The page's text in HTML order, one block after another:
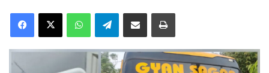
FacebookX WhatsAppTelegramShare via Email Print